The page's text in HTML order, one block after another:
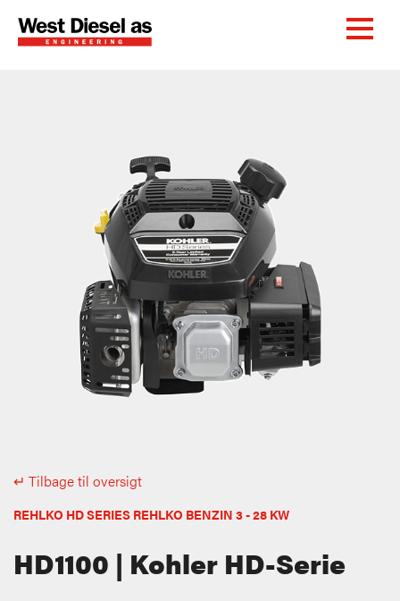
↵ Tilbage til oversigt
REHLKO HD SERIES REHLKO BENZIN 3 - 28 KW
HD1100 | Kohler HD-Serie